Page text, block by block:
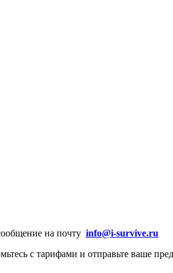
на почту info@i-survive.ru
с тарифами и отправьте ваше